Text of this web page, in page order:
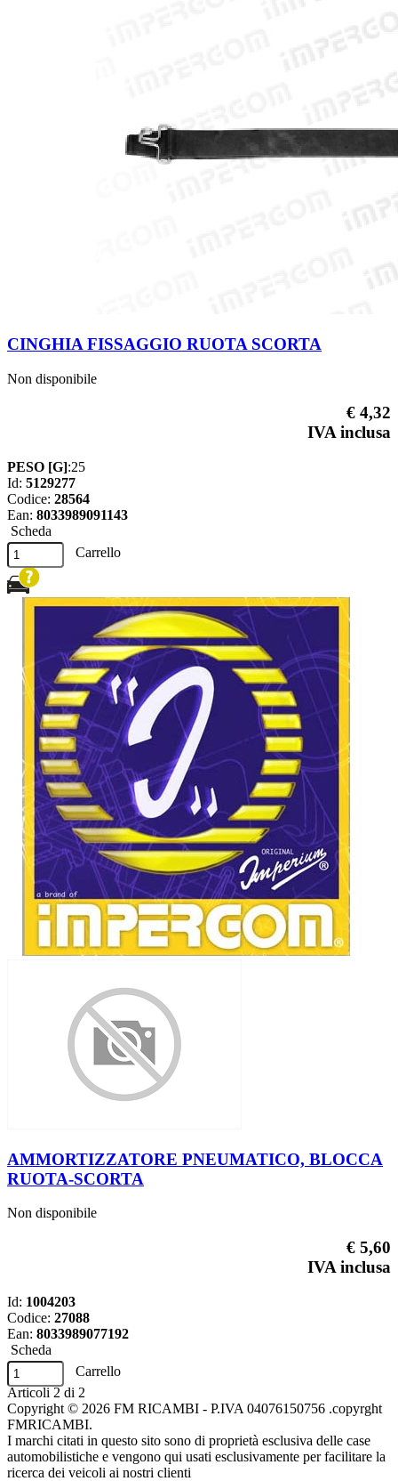
CINGHIA FISSAGGIO RUOTA SCORTA
Non disponibile
€ 4,32
IVA inclusa
PESO [G]:25
Id: 5129277
Codice: 28564
Ean: 8033989091143
Scheda
Carrello
AMMORTIZZATORE PNEUMATICO, BLOCCA
RUOTA-SCORTA
Non disponibile
€ 5,60
IVA inclusa
Id: 1004203
Codice: 27088
Ean: 8033989077192
Scheda
Carrello
Articoli 2 di 2
Copyright © 2026 FM RICAMBI - P.IVA 04076150756 .copyrght
FMRICAMBI.
I marchi citati in questo sito sono di proprietà esclusiva delle case
automobilistiche e vengono qui usati esclusivamente per facilitare la
ricerca dei veicoli ai nostri clienti